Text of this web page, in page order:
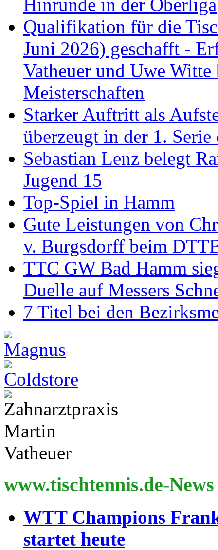
Hinrunde in der Oberliga
Qualifikation für die
Juni 2026) geschafft -
Vatheuer und Uwe Witte
Meisterschaften
Starker Auftritt als
überzeugt in der 1.
Sebastian Lenz belegt
Jugend 15
Top-Spiel in Hamm
Gute Leistungen von
v. Burgsdorff beim
TTC GW Bad Hamm
Duelle auf Messers
7 Titel bei den
www.tischtennis.de-News
WTT Champions
startet heute